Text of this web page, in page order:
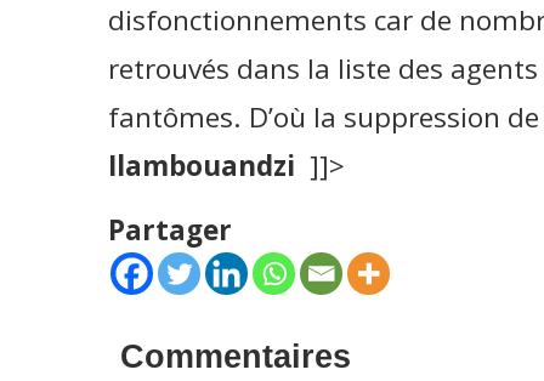
disfonctionnements car de
retrouvés dans la liste des
fantômes. D’où la suppression
Ilambouandzi ]]>
Partager
Commentaires